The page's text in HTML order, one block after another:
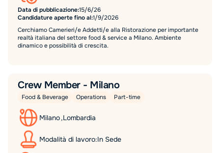
Data di pubblicazione:15/6/26
Candidature aperte fino al:1/9/2026
Cerchiamo Camerieri/e Addetti/e alla Ristorazione per importante
realtà italiana del settore food & service a Milano. Ambiente
dinamico e possibilità di crescita.
Crew Member - Milano
Food & Beverage Operations Part-time
Milano,Lombardia
Modalità di lavoro:In Sede